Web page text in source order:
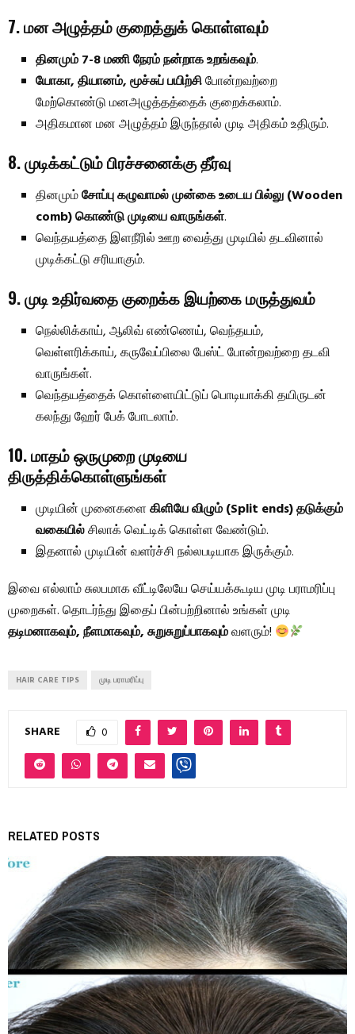
7. மன அழுத்தம் குறைத்துக் கொள்ளவும்
தினமும் 7-8 மணி நேரம் நன்றாக உறங்கவும்.
யோகா, தியானம், மூச்சுப் பயிற்சிபோன்றவற்றை
மேற்கொண்டு மனஅழுத்தத்தைக் குறைக்கலாம்.
அதிகமான மன அழுத்தம் இருந்தால் முடி அதிகம் உதிரும்.
8. முடிக்கட்டும் பிரச்சனைக்கு தீர்வு
தினமும்சோப்பு கழுவாமல் முன்கை உடைய பில்லு (Wooden
comb) கொண்டு முடியை வாருங்கள்.
வெந்தயத்தை இளநீரில் ஊற வைத்து முடியில் தடவினால்
முடிக்கட்டு சரியாகும்.
9. முடி உதிர்வதை குறைக்க இயற்கை மருத்துவம்
நெல்லிக்காய், ஆலிவ் எண்ணெய், வெந்தயம்,
வெள்ளரிக்காய், கருவேப்பிலை பேஸ்ட் போன்றவற்றை தடவி
வாருங்கள்.
வெந்தயத்தைக் கொள்ளையிட்டுப் பொடியாக்கி தயிருடன்
கலந்து ஹேர் பேக் போடலாம்.
10. மாதம் ஒருமுறை முடியை
திருத்திக்கொள்ளுங்கள்
முடியின் முனைகளைகிளியே விழும் (Split ends) தடுக்கும்
வகையில்சிலாக் வெட்டிக் கொள்ள வேண்டும்.
இதனால் முடியின் வளர்ச்சி நல்லபடியாக இருக்கும்.
இவை எல்லாம் சுலபமாக வீட்டிலேயே செய்யக்கூடிய முடி பராமரிப்பு
முறைகள். தொடர்ந்து இதைப் பின்பற்றினால் உங்கள் முடி
தடிமனாகவும், நீளமாகவும், சுறுசுறுப்பாகவும்வளரும்!
HAIR CARE TIPS முடி பராமரிப்பு
SHARE 0
RELATED POSTS